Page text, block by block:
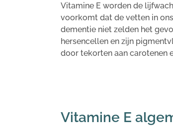
Vitamine E worden de
voorkomt dat de vetten in ons
dementie niet zelden het
hersencellen en zijn
door tekorten aan carotenen
Vitamine E